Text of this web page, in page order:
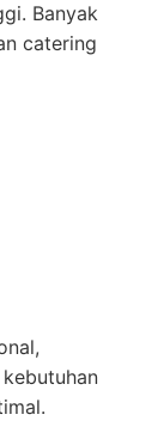
Banyak
catering